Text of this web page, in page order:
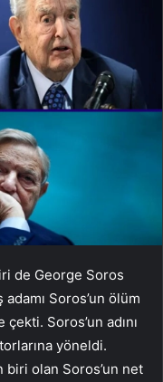
de George Soros
Soros’un ölüm
Soros’un adını
yöneldi.
biri olan Soros’un net